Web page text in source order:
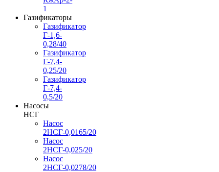
1
Газификаторы
Газификатор
Г-1,6-
0,28/40
Газификатор
Г-7,4-
0,25/20
Газификатор
Г-7,4-
0,5/20
Насосы
НСГ
Насос
2НСГ-0,0165/20
Насос
2НСГ-0,025/20
Насос
2НСГ-0,0278/20